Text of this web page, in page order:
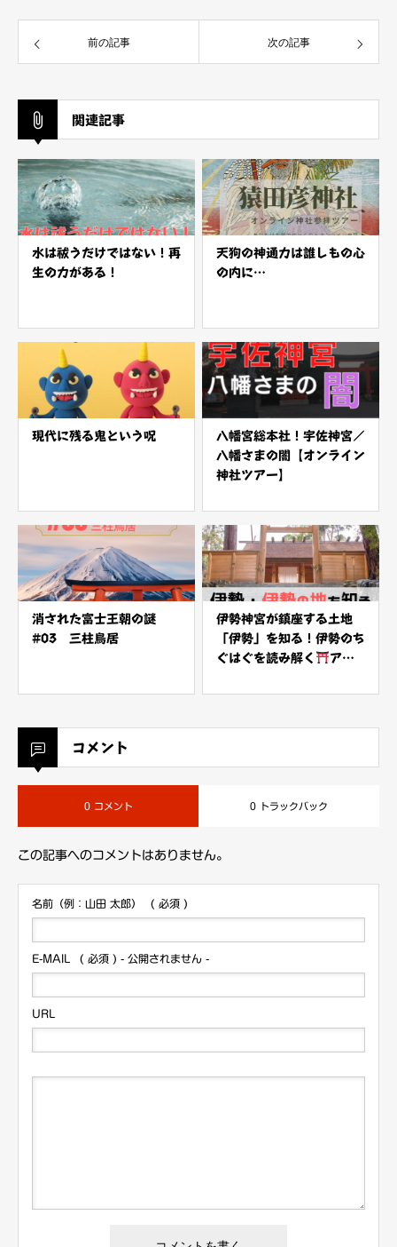
前の記事 次の記事
関連記事
水は祓うだけではない！再
生の力がある！
天狗の神通力は誰しもの心
の内に…
現代に残る鬼という呪
八幡宮総本社！宇佐神宮／
八幡さまの闇【オンライン
神社ツアー】
消された富士王朝の謎
#03 三柱鳥居
伊勢神宮が鎮座する土地
「伊勢」を知る！伊勢のち
ぐはぐを読み解く
アマ
コメント
0 コメント 0 トラックバック
この記事へのコメントはありません。
名前（例：山田 太郎） ( 必須 )
E-MAIL ( 必須 ) - 公開されません -
URL